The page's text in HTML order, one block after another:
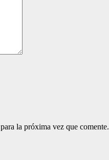
la próxima vez que comente.